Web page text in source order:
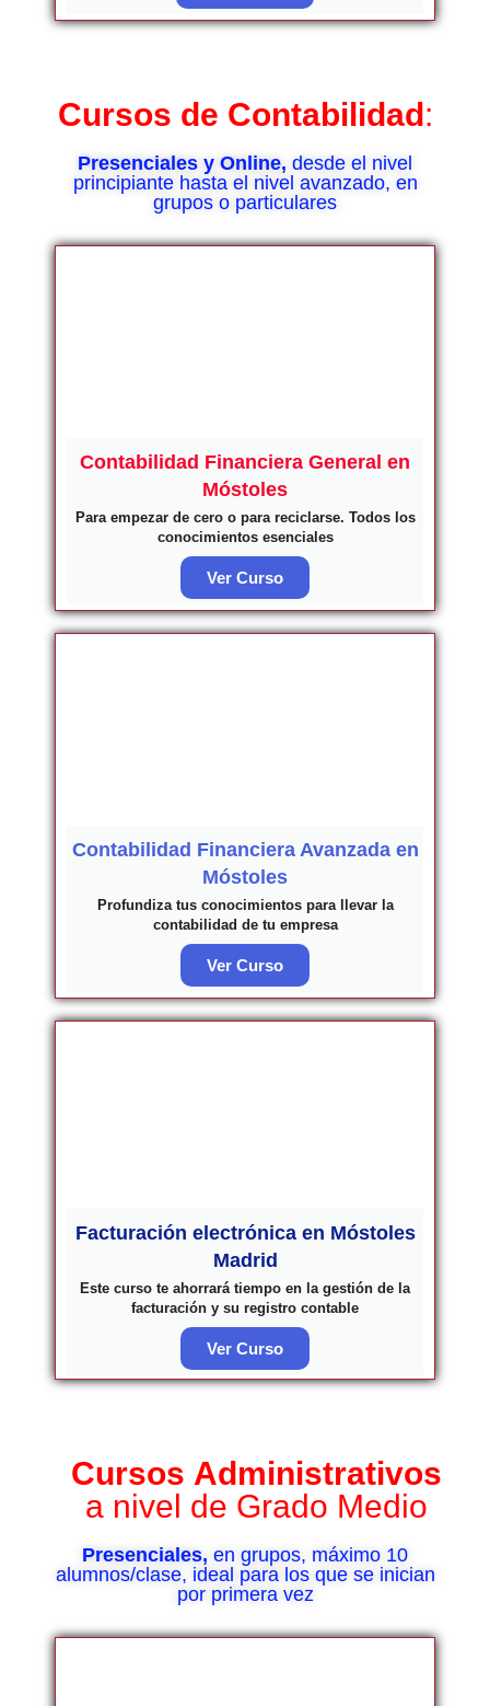
Cursos de Contabilidad:
Presenciales y Online, desde el nivel
principiante hasta el nivel avanzado, en
grupos o particulares
Contabilidad Financiera General en
Móstoles
Para empezar de cero o para reciclarse. Todos los
conocimientos esenciales
Ver Curso
Contabilidad Financiera Avanzada en
Móstoles
Profundiza tus conocimientos para llevar la
contabilidad de tu empresa
Ver Curso
Facturación electrónica en Móstoles
Madrid
Este curso te ahorrará tiempo en la gestión de la
facturación y su registro contable
Ver Curso
Cursos Administrativos
a nivel de Grado Medio
Presenciales, en grupos, máximo 10
alumnos/clase, ideal para los que se inician
por primera vez